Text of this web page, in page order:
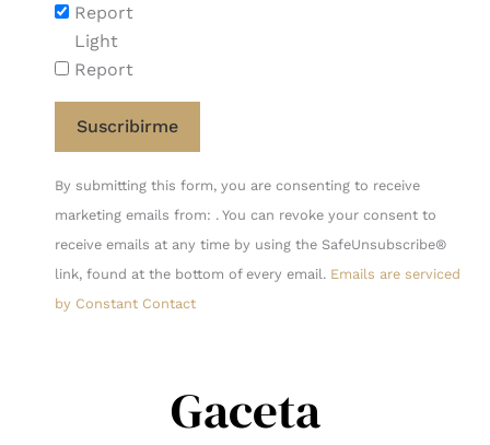
Report
Light
Report
Constant
Contact
Use.
Please
leave
By submitting this form, you are consenting to receive
marketing emails from: . You can revoke your consent to
receive emails at any time by using the SafeUnsubscribe®
link, found at the bottom of every email. Emails are serviced
by Constant Contact
Gaceta